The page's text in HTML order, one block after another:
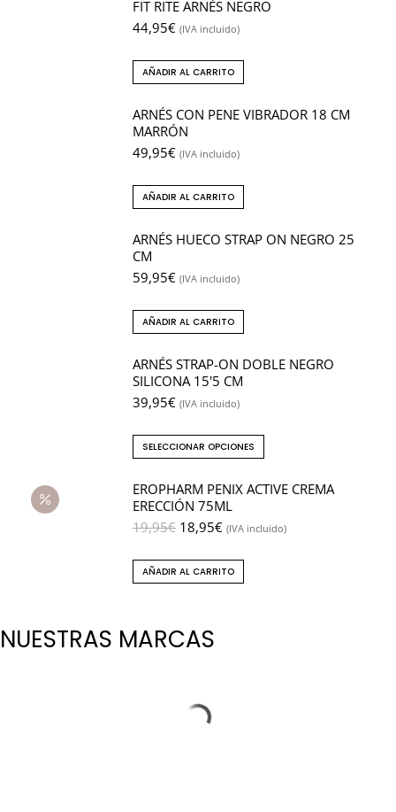
FIT RITE ARNÉS NEGRO
44,95€ (IVA incluido)
AÑADIR AL CARRITO
ARNÉS CON PENE VIBRADOR 18 CM
MARRÓN
49,95€ (IVA incluido)
AÑADIR AL CARRITO
ARNÉS HUECO STRAP ON NEGRO 25
CM
59,95€ (IVA incluido)
AÑADIR AL CARRITO
ARNÉS STRAP-ON DOBLE NEGRO
SILICONA 15'5 CM
39,95€ (IVA incluido)
SELECCIONAR OPCIONES
EROPHARM PENIX ACTIVE CREMA
ERECCIÓN 75ML
19,95€ 18,95€ (IVA incluido)
AÑADIR AL CARRITO
NUESTRAS MARCAS